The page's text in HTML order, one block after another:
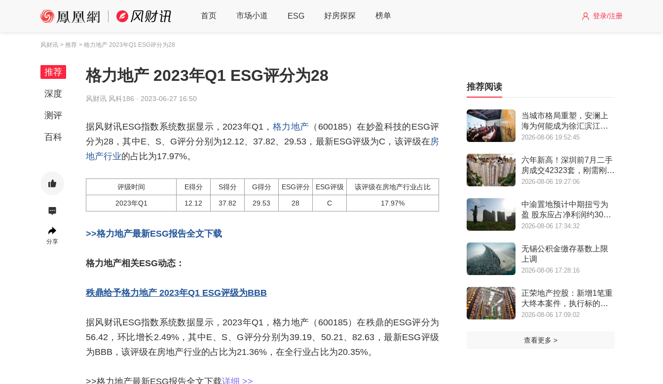
首页 市场小道 ESG 好房探探 榜单 登录/注册
风财讯 > 推荐 > 格力地产 2023年Q1 ESG评分为28
推荐
深度
测评
百科
分享
格力地产 2023年Q1 ESG评分为28
风财讯 风科186 · 2023-06-27 16:50
据风财讯ESG指数系统数据显示，2023年Q1， 格力地产 （600185）在妙盈科技的ESG评
分为28，其中E、S、G评分分别为12.12、37.82、29.53，最新ESG评级为C，该评级在房
地产行业的占比为17.97%。
评级时间 E得分 S得分 G得分 ESG评分 ESG评级 该评级在房地产行业占比
2023年Q1 12.12 37.82 29.53 28 C 17.97%
>>格力地产最新ESG报告全文下载
格力地产相关ESG动态：
秩鼎给予格力地产 2023年Q1 ESG评级为BBB
据风财讯ESG指数系统数据显示，2023年Q1，格力地产（600185）在秩鼎的ESG评分为
56.42，环比增长2.49%，其中E、S、G评分分别为39.19、50.21、82.63，最新ESG评级
为BBB，该评级在房地产行业的占比为21.36%，在全行业占比为20.35%。
>>格力地产最新ESG报告全文下载详细 >>
推荐阅读
当城市格局重塑，安澜上
海为何能成为徐汇滨江承
接“新质生产力”的人居锚
2026-08-06 19:52:45
六年新高！深圳前7月二手
房成交42323套，刚需刚改
撑起"量的回归"
2026-08-06 19:27:06
中渝置地预计中期扭亏为
盈 股东应占净利润约3000
万港元
2026-08-06 17:34:32
无锡公积金缴存基数上限
上调
2026-08-06 17:28:16
正荣地产控股：新增1笔重
大终本案件，执行标的金
额为4.73亿元
2026-08-06 17:09:02
查看更多 >